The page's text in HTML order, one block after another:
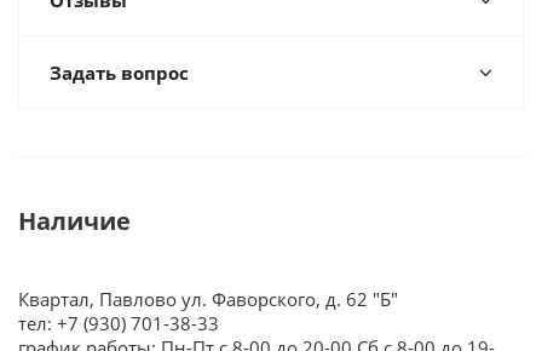
Задать вопрос
Наличие
Квартал, Павлово ул. Фаворского, д. 62 "Б"
тел: +7 (930) 701-38-33